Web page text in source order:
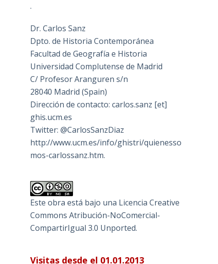
.
Dr. Carlos Sanz
Dpto. de Historia Contemporánea
Facultad de Geografía e Historia
Universidad Complutense de Madrid
C/ Profesor Aranguren s/n
28040 Madrid (Spain)
Dirección de contacto: carlos.sanz [et]
ghis.ucm.es
Twitter: @CarlosSanzDiaz
http://www.ucm.es/info/ghistri/quienesso
mos-carlossanz.htm.
Este obra está bajo una Licencia Creative
Commons Atribución-NoComercial-
CompartirIgual 3.0 Unported.
Visitas desde el 01.01.2013